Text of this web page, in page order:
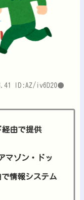
ID:AZ/iv6D20●
由で提供
マゾン・ドッ
で情報システム